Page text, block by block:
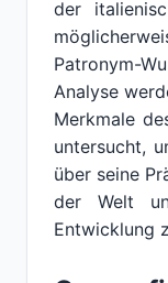
der
Patronym-
Analyse
Merkmale
untersucht,
über seine
der Welt
Entwicklung